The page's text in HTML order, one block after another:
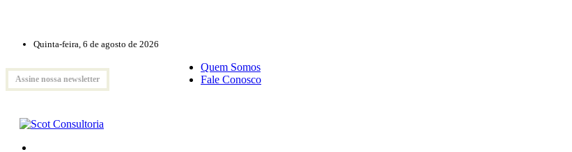
Quinta-feira, 6 de agosto de 2026
Assine nossa newsletter
Quem Somos
Fale Conosco